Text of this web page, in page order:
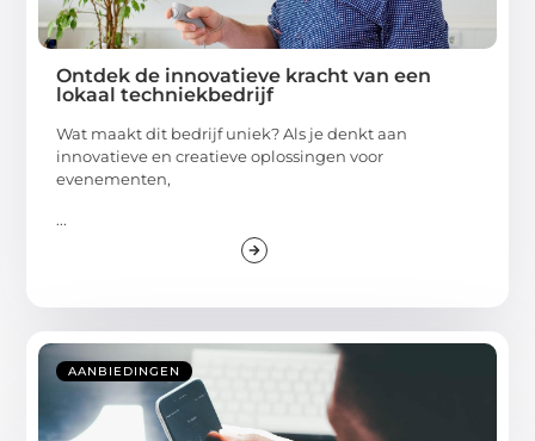
Ontdek de innovatieve kracht van een
lokaal techniekbedrijf
Wat maakt dit bedrijf uniek? Als je denkt aan
innovatieve en creatieve oplossingen voor
evenementen,
...
AANBIEDINGEN